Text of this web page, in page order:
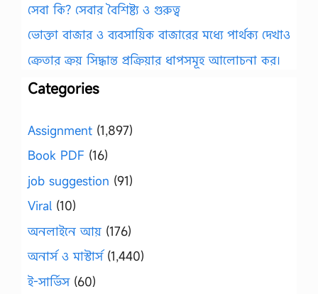
সেবা কি? সেবার বৈশিষ্ট্য ও গুরুত্ব
ভোক্তা বাজার ও ব্যবসায়িক বাজারের মধ্যে পার্থক্য দেখাও
ক্রেতার ক্রয় সিদ্ধান্ত প্রক্রিয়ার ধাপসমূহ আলোচনা কর।
Categories
Assignment (1,897)
Book PDF (16)
job suggestion (91)
Viral (10)
অনলাইনে আয় (176)
অনার্স ও মাস্টার্স(1,440)
ই-সার্ভিস(60)